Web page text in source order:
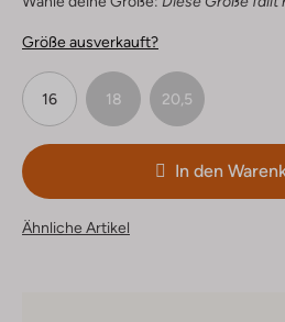
Größe ausverkauft?
16 18 20,5
In den
Ähnliche Artikel